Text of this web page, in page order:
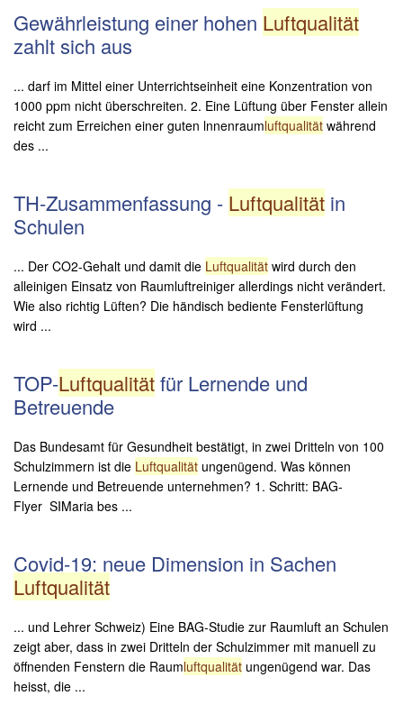
Gewährleistung einer hohen Luftqualität
zahlt sich aus
... darf im Mittel einer Unterrichtseinheit eine Konzentration von
1000 ppm nicht überschreiten. 2. Eine Lüftung über Fenster allein
reicht zum Erreichen einer guten lnnenraumluftqualität während
des ...
TH-Zusammenfassung - Luftqualität in
Schulen
... Der CO2-Gehalt und damit die Luftqualität wird durch den
alleinigen Einsatz von Raumluftreiniger allerdings nicht verändert.
Wie also richtig Lüften? Die händisch bediente Fensterlüftung
wird ...
TOP-Luftqualitätfür Lernende und
Betreuende
Das Bundesamt für Gesundheit bestätigt, in zwei Dritteln von 100
Schulzimmern ist die Luftqualität ungenügend. Was können
Lernende und Betreuende unternehmen? 1. Schritt: BAG-
Flyer SIMaria bes ...
Covid-19: neue Dimension in Sachen
Luftqualität
... und Lehrer Schweiz) Eine BAG-Studie zur Raumluft an Schulen
zeigt aber, dass in zwei Dritteln der Schulzimmer mit manuell zu
öffnenden Fenstern die Raumluftqualität ungenügend war. Das
heisst, die ...